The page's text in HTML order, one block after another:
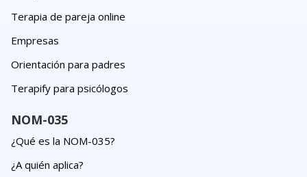
Terapia de pareja online
Empresas
Orientación para padres
Terapify para psicólogos
NOM-035
¿Qué es la NOM-035?
¿A quién aplica?